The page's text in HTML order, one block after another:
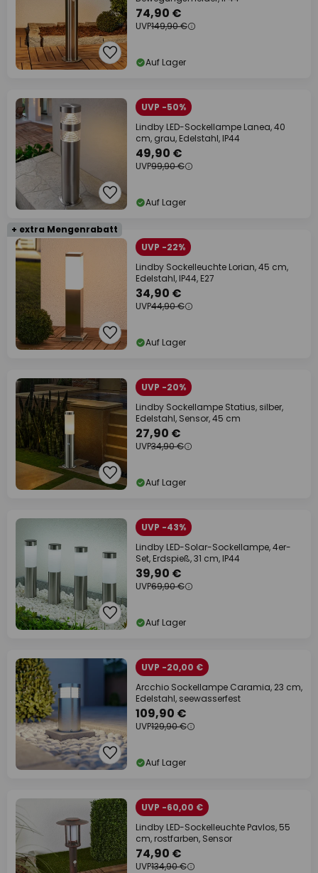
74,90 €
UVP149,90 €
Auf Lager
UVP -50%
Lindby LED-Sockellampe Lanea, 40
cm, grau, Edelstahl, IP44
49,90 €
UVP99,90 €
Auf Lager
+ extra Mengenrabatt
UVP -22%
Lindby Sockelleuchte Lorian, 45 cm,
Edelstahl, IP44, E27
34,90 €
UVP44,90 €
Auf Lager
UVP -20%
Lindby Sockellampe Statius, silber,
Edelstahl, Sensor, 45 cm
27,90 €
UVP34,90 €
Auf Lager
UVP -43%
Lindby LED-Solar-Sockellampe, 4er-
Set, Erdspieß, 31 cm, IP44
39,90 €
UVP69,90 €
Auf Lager
UVP -20,00 €
Arcchio Sockellampe Caramia, 23 cm,
Edelstahl, seewasserfest
109,90 €
UVP129,90 €
Auf Lager
UVP -60,00 €
Lindby LED-Sockelleuchte Pavlos, 55
cm, rostfarben, Sensor
74,90 €
UVP134,90 €